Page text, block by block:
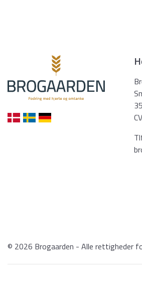
© 2026 Brogaarden - Alle rettigheder